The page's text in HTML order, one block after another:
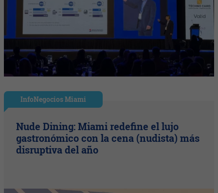
InfoNegocios Miami
Nude Dining: Miami redefine el lujo
gastronómico con la cena (nudista) más
disruptiva del año